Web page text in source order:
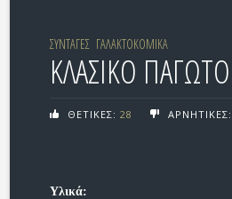
ΣΥΝΤΑΓΕΣ ΓΑΛΑΚΤΟΚΟΜΙΚΑ
ΚΛΑΣΙΚΟ
ΘΕΤΙΚΕΣ: 28 ΑΡΝΗΤΙΚΕΣ:
Υλικά: